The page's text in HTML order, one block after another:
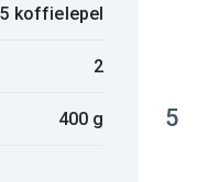
koffielepel
2
400 g 5